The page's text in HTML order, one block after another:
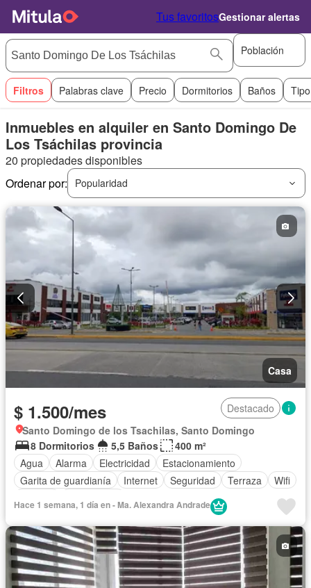
Tus favoritosGestionar alertas
Población
Filtros Palabras clave Precio Dormitorios Baños
Inmuebles en alquiler en Santo Domingo De
Los Tsáchilas provincia
20 propiedades disponibles
Ordenar por:
Popularidad
Casa
$ 1.500/mes
Destacado
Santo Domingo de los Tsachilas, Santo Domingo
8 Dormitorios
5,5 Baños
400 m²
Agua
Alarma Electricidad
Estacionamiento
Garita de guardianía
Internet Seguridad Terraza
Wifi
Hace 1 semana, 1 día en - Ma. Alexandra Andrade